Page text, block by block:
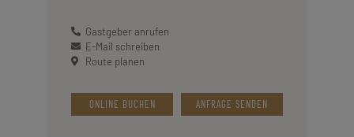
Gastgeber anrufen
E-Mail schreiben
Route planen
ONLINE BUCHEN ANFRAGE SENDEN